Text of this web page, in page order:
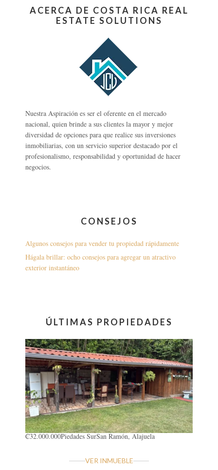
ACERCA DE COSTA RICA REAL
ESTATE SOLUTIONS
Nuestra Aspiración es ser el oferente en el mercado
nacional, quien brinde a sus clientes la mayor y mejor
diversidad de opciones para que realice sus inversiones
inmobiliarias, con un servicio superior destacado por el
profesionalismo, responsabilidad y oportunidad de hacer
negocios.
CONSEJOS
Algunos consejos para vender tu propiedad rápidamente
Hágala brillar: ocho consejos para agregar un atractivo
exterior instantáneo
ÚLTIMAS PROPIEDADES
₡32.000.000Piedades SurSan Ramón, Alajuela
VER INMUEBLE